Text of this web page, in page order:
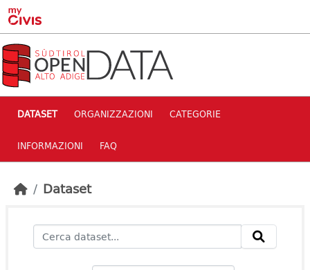
Skip to main content
DATASET ORGANIZZAZIONI CATEGORIE
INFORMAZIONI FAQ
Dataset